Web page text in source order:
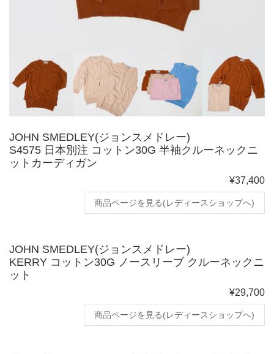
JOHN SMEDLEY(ジョンスメドレー)
S4575 日本別注 コットン30G 半袖クルーネックニ
ットカーディガン
¥37,400
商品ページを見る(レディースショップへ)
JOHN SMEDLEY(ジョンスメドレー)
KERRY コットン30G ノースリーブ クルーネックニ
ット
¥29,700
商品ページを見る(レディースショップへ)